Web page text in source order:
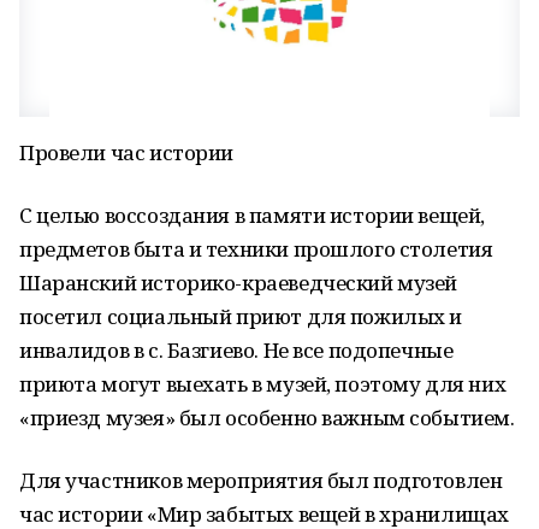
Провели час истории
С целью воссоздания в памяти истории вещей,
предметов быта и техники прошлого столетия
Шаранский историко-краеведческий музей
посетил социальный приют для пожилых и
инвалидов в с. Базгиево. Не все подопечные
приюта могут выехать в музей, поэтому для них
«приезд музея» был особенно важным событием.
Для участников мероприятия был подготовлен
час истории «Мир забытых вещей в хранилищах